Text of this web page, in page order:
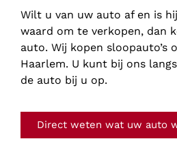
Wilt u van uw auto af en is
waard om te verkopen, dan
auto. Wij kopen sloopauto’s
Haarlem. U kunt bij ons
de auto bij u op.
Direct weten wat uw auto